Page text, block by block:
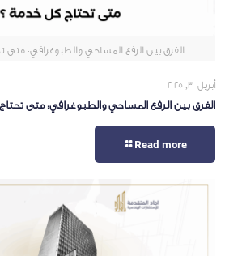
الفرق بين الرفع المساحي والطبوغرافي:
أبريل 30, 2025
الفرق بين الرفع المساحي والطبوغرافي: متى
Read more